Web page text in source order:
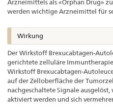
Arzneimittels als «Orphan Drug»
werden wichtige Arzneimittel für
Wirkung
Der Wirkstoff Brexucabtagen-
gerichtete zelluläre Immuntherapie
Wirkstoff Brexucabtagen-
auf der Zelloberfläche der
nachgeschaltete Signale ausgelöst,
aktiviert werden und sich